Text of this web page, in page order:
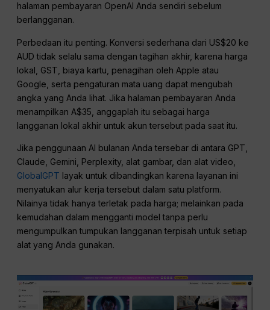
halaman pembayaran OpenAI Anda sendiri sebelum
berlangganan.
Perbedaan itu penting. Konversi sederhana dari US$20 ke
AUD tidak selalu sama dengan tagihan akhir, karena harga
lokal, GST, biaya kartu, penagihan oleh Apple atau
Google, serta pengaturan mata uang dapat mengubah
angka yang Anda lihat. Jika halaman pembayaran Anda
menampilkan A$35, anggaplah itu sebagai harga
langganan lokal akhir untuk akun tersebut pada saat itu.
Jika penggunaan AI bulanan Anda tersebar di antara GPT,
Claude, Gemini, Perplexity, alat gambar, dan alat video,
GlobalGPT layak untuk dibandingkan karena layanan ini
menyatukan alur kerja tersebut dalam satu platform.
Nilainya tidak hanya terletak pada harga; melainkan pada
kemudahan dalam mengganti model tanpa perlu
mengumpulkan tumpukan langganan terpisah untuk setiap
alat yang Anda gunakan.